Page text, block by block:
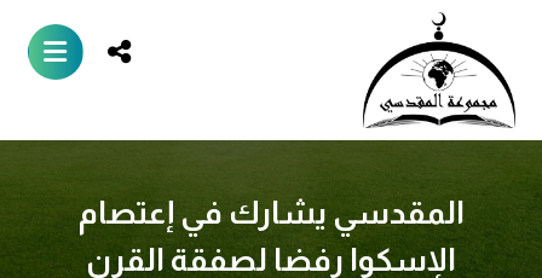
المقدسي يشارك في إعتصام
الإسكوا رفضا لصفقة القرن